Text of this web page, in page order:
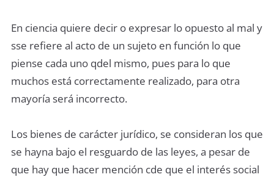
En ciencia quiere decir o expresar lo opuesto al mal y
sse refiere al acto de un sujeto en función lo que
piense cada uno qdel mismo, pues para lo que
muchos está correctamente realizado, para otra
mayoría será incorrecto.
Los bienes de carácter jurídico, se consideran los que
se hayna bajo el resguardo de las leyes, a pesar de
que hay que hacer mención cde que el interés social